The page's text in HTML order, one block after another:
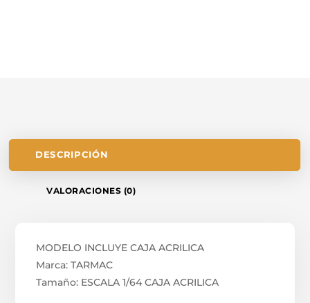
DESCRIPCIÓN
VALORACIONES (0)
MODELO INCLUYE CAJA ACRILICA
Marca: TARMAC
Tamaño: ESCALA 1/64 CAJA ACRILICA